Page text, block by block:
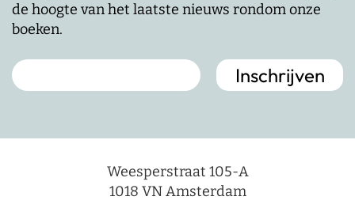
de hoogte van het laatste nieuws rondom onze
boeken.
Weesperstraat 105-A
1018 VN Amsterdam